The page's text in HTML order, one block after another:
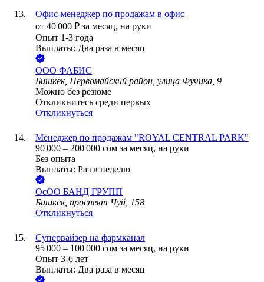
Офис-менеджер по продажам в офис
от 40 000 ₽ за месяц, на руки
Опыт 1-3 года
Выплаты: Два раза в месяц
ООО ФАБИС
Бишкек, Первомайский район, улица Фучика, 9
Можно без резюме
Откликнитесь среди первых
Откликнуться
Менеджер по продажам "ROYAL CENTRAL PARK"
90 000 – 200 000 сом за месяц, на руки
Без опыта
Выплаты: Раз в неделю
ОсОО БАНД ГРУПП
Бишкек, проспект Чуй, 158
Откликнуться
Супервайзер на фармканал
95 000 – 100 000 сом за месяц, на руки
Опыт 3-6 лет
Выплаты: Два раза в месяц